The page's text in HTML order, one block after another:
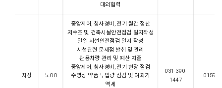
대외협력
차장 노OO
중앙제어, 청사경비, 전기 월간 정산
저수조 및 건축시설안전점검 일지작성
일일 시설안전점검 일지 작성
시설관련 문제점 발취 및 관리
관용차량 관리 및 예산 지출
중앙제어, 청사경비, 전기 현장 점검
수영장 약품 투입량 점검 및 여과기
역세
031-390-
1447